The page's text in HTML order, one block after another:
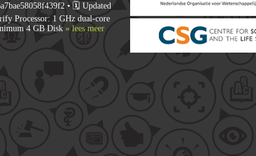
• 🗓 Updated
Processor: 1 GHz dual-core
4 GB Disk » lees meer